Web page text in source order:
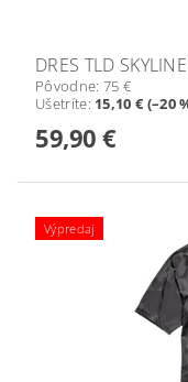
DRES TLD
Pôvodne: 75 €
Ušetríte: 15,10 € (–20
59,90 €
Výpredaj